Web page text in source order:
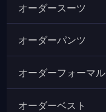
オーダースーツ
オーダーパンツ
オーダーフォーマル
オーダーベスト